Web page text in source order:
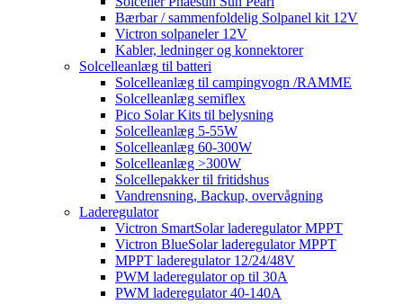
Bærbar / sammenfoldelig Solpanel kit 12V
Victron solpaneler 12V
Kabler, ledninger og konnektorer
Solcelleanlæg til batteri
Solcelleanlæg til campingvogn /RAMME
Solcelleanlæg semiflex
Pico Solar Kits til belysning
Solcelleanlæg 5-55W
Solcelleanlæg 60-300W
Solcelleanlæg >300W
Solcellepakker til fritidshus
Vandrensning, Backup, overvågning
Laderegulator
Victron SmartSolar laderegulator MPPT
Victron BlueSolar laderegulator MPPT
MPPT laderegulator 12/24/48V
PWM laderegulator op til 30A
PWM laderegulator 40-140A